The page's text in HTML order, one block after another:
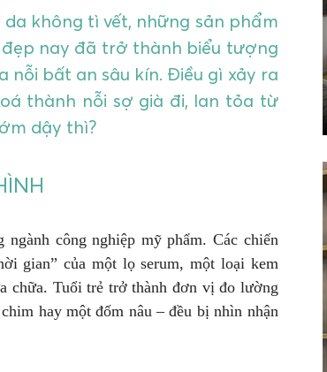
không tì vết, những sản phẩm
nay đã trở thành biểu tượng
bất an sâu kín. Điều gì xảy ra
thành nỗi sợ già đi, lan tỏa từ
dậy thì?
công nghiệp mỹ phẩm. Các chiến
gian” của một lọ serum, một loại kem
chữa. Tuổi trẻ trở thành đơn vị đo lường
hay một đốm nâu – đều bị nhìn nhận